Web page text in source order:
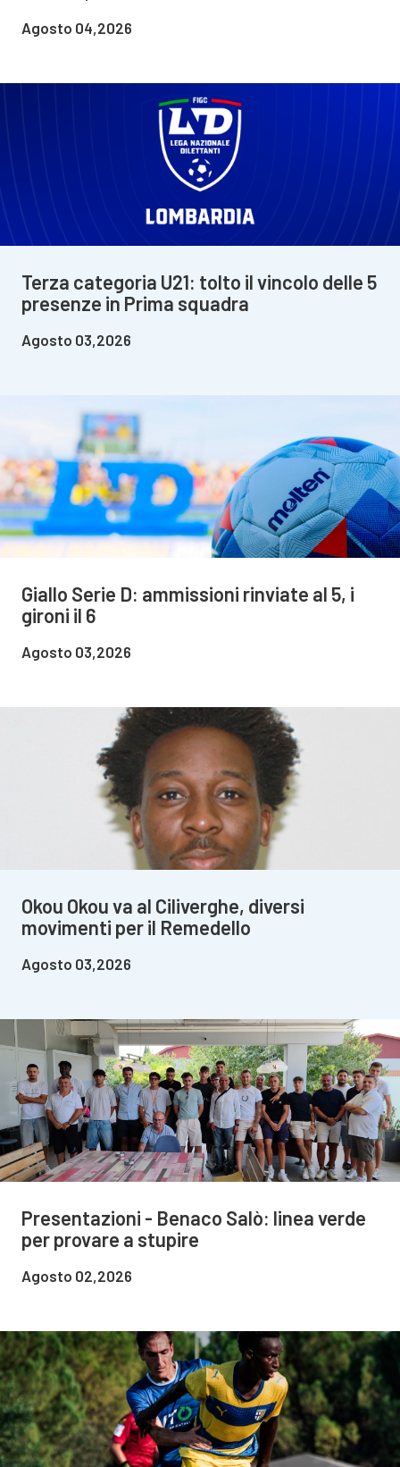
Agosto 04,2026
Terza categoria U21: tolto il vincolo delle 5
presenze in Prima squadra
Agosto 03,2026
Giallo Serie D: ammissioni rinviate al 5, i
gironi il 6
Agosto 03,2026
Okou Okou va al Ciliverghe, diversi
movimenti per il Remedello
Agosto 03,2026
Presentazioni - Benaco Salò: linea verde
per provare a stupire
Agosto 02,2026